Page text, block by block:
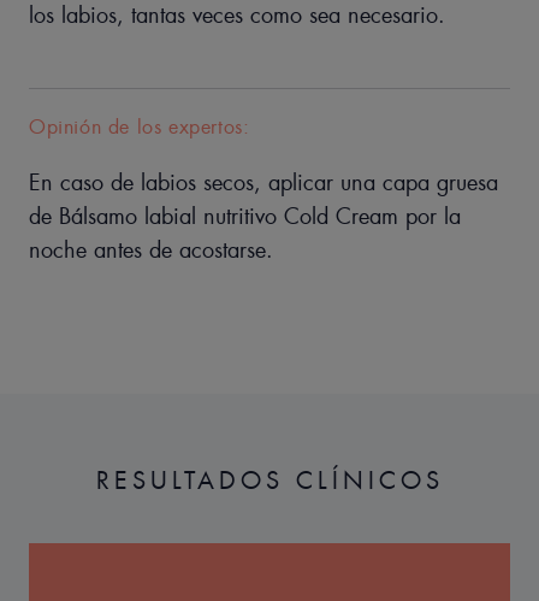
los labios, tantas veces como sea necesario.
Opinión de los expertos:
En caso de labios secos, aplicar una capa gruesa
de Bálsamo labial nutritivo Cold Cream por la
noche antes de acostarse.
RESULTADOS CLÍNICOS